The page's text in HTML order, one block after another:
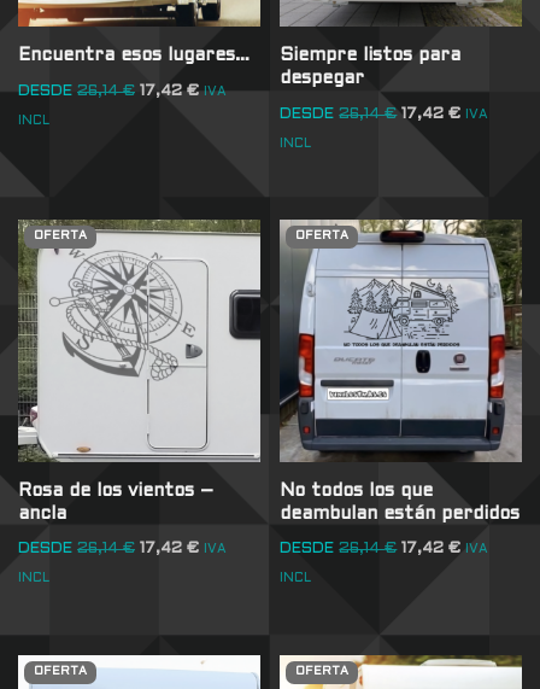
Encuentra esos lugares…
DESDE 26,14€ 17,42€ IVA
INCL
Siempre listos para
despegar
DESDE 26,14€ 17,42€ IVA
INCL
OFERTA
Rosa de los vientos –
ancla
DESDE 26,14€ 17,42 € IVA
INCL
OFERTA
No todos los que
deambulan están perdidos
DESDE 26,14€ 17,42€ IVA
INCL
OFERTA OFERTA